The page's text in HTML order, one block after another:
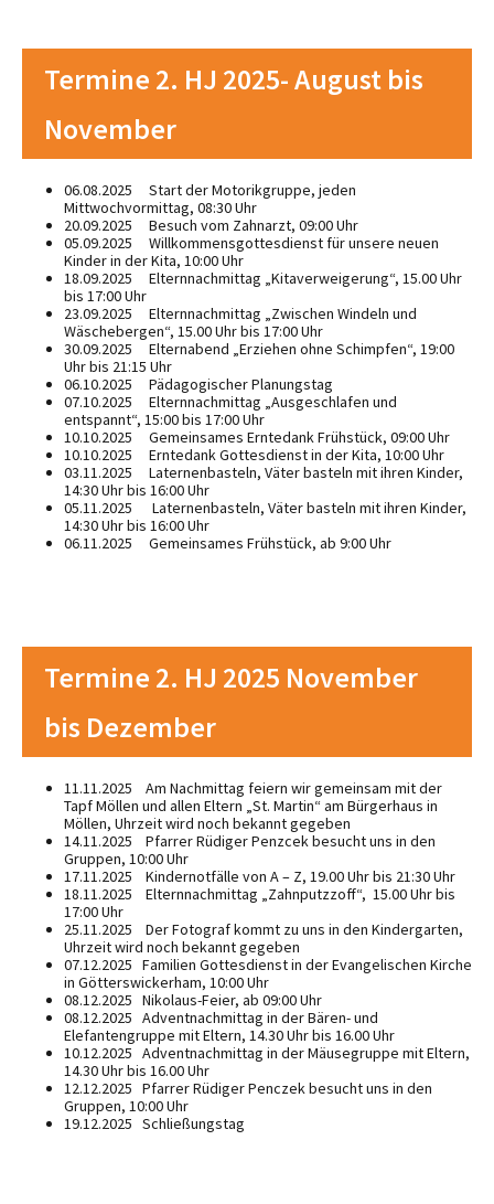
Termine 2. HJ 2025- August bis
November
06.08.2025 Start der Motorikgruppe, jeden
Mittwochvormittag, 08:30 Uhr
20.09.2025 Besuch vom Zahnarzt, 09:00 Uhr
05.09.2025 Willkommensgottesdienst für unsere neuen
Kinder in der Kita, 10:00 Uhr
18.09.2025 Elternnachmittag „Kitaverweigerung“, 15.00 Uhr
bis 17:00 Uhr
23.09.2025 Elternnachmittag „Zwischen Windeln und
Wäschebergen“, 15.00 Uhr bis 17:00 Uhr
30.09.2025 Elternabend „Erziehen ohne Schimpfen“, 19:00
Uhr bis 21:15 Uhr
06.10.2025 Pädagogischer Planungstag
07.10.2025 Elternnachmittag „Ausgeschlafen und
entspannt“, 15:00 bis 17:00 Uhr
10.10.2025 Gemeinsames Erntedank Frühstück, 09:00 Uhr
10.10.2025 Erntedank Gottesdienst in der Kita, 10:00 Uhr
03.11.2025 Laternenbasteln, Väter basteln mit ihren Kinder,
14:30 Uhr bis 16:00 Uhr
05.11.2025 Laternenbasteln, Väter basteln mit ihren Kinder,
14:30 Uhr bis 16:00 Uhr
06.11.2025 Gemeinsames Frühstück, ab 9:00 Uhr
Termine 2. HJ 2025 November
bis Dezember
11.11.2025 Am Nachmittag feiern wir gemeinsam mit der
Tapf Möllen und allen Eltern „St. Martin“ am Bürgerhaus in
Möllen, Uhrzeit wird noch bekannt gegeben
14.11.2025 Pfarrer Rüdiger Penzcek besucht uns in den
Gruppen, 10:00 Uhr
17.11.2025 Kindernotfälle von A – Z, 19.00 Uhr bis 21:30 Uhr
18.11.2025 Elternnachmittag „Zahnputzzoff“, 15.00 Uhr bis
17:00 Uhr
25.11.2025 Der Fotograf kommt zu uns in den Kindergarten,
Uhrzeit wird noch bekannt gegeben
07.12.2025 Familien Gottesdienst in der Evangelischen Kirche
in Götterswickerham, 10:00 Uhr
08.12.2025 Nikolaus-Feier, ab 09:00 Uhr
08.12.2025 Adventnachmittag in der Bären- und
Elefantengruppe mit Eltern, 14.30 Uhr bis 16.00 Uhr
10.12.2025 Adventnachmittag in der Mäusegruppe mit Eltern,
14.30 Uhr bis 16.00 Uhr
12.12.2025 Pfarrer Rüdiger Penczek besucht uns in den
Gruppen, 10:00 Uhr
19.12.2025 Schließungstag